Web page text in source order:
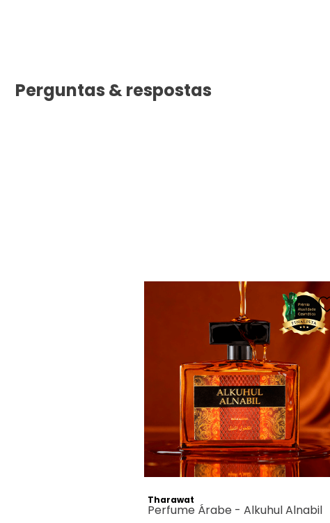
Perguntas & respostas
Tharawat
Perfume Árabe - Alkuhul Alnabil